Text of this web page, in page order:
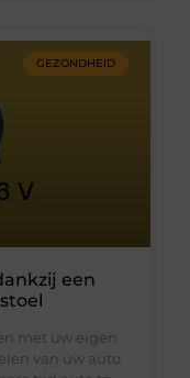
GEZONDHEID
een
met uw eigen
van uw auto